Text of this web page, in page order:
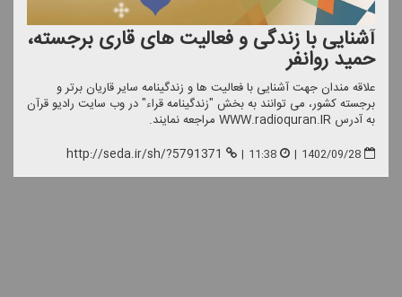
آشنایی با زندگی و فعالیت های قاری برجسته،
حمید روانفر
علاقه مندان جهت آشنایی با فعالیت ها و زندگینامه سایر قاریان برتر و
برجسته كشور، می توانند به بخش "زندگینامه قراء" در وب سایت رادیو قرآن
به آدرس WWW.radioquran.IR مراجعه نمایند.
1402/09/28
|
11:38
|
http://seda.ir/sh/?5791371